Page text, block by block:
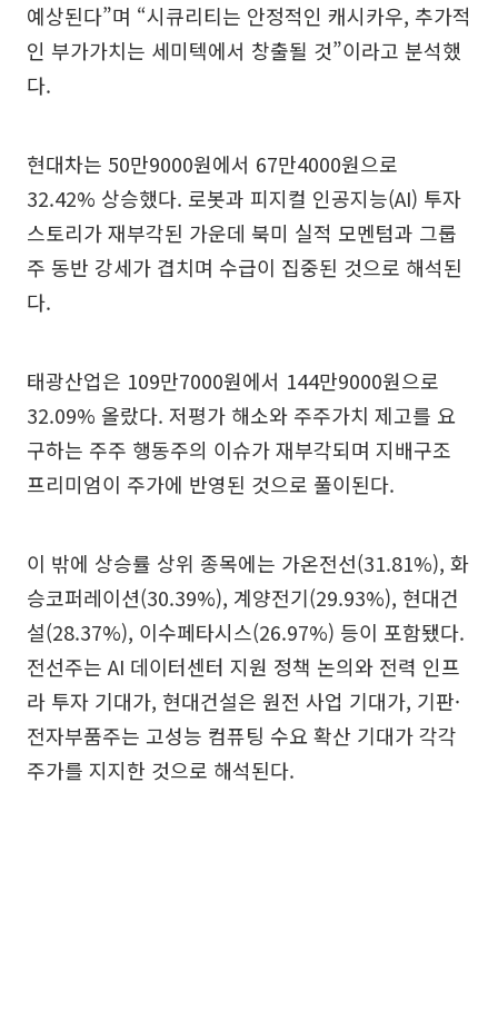
예상된다”며 “시큐리티는 안정적인 캐시카우, 추가적
인 부가가치는 세미텍에서 창출될 것”이라고 분석했
다.
현대차는 50만9000원에서 67만4000원으로
32.42% 상승했다. 로봇과 피지컬 인공지능(AI) 투자
스토리가 재부각된 가운데 북미 실적 모멘텀과 그룹
주 동반 강세가 겹치며 수급이 집중된 것으로 해석된
다.
태광산업은 109만7000원에서 144만9000원으로
32.09% 올랐다. 저평가 해소와 주주가치 제고를 요
구하는 주주 행동주의 이슈가 재부각되며 지배구조
프리미엄이 주가에 반영된 것으로 풀이된다.
이 밖에 상승률 상위 종목에는 가온전선(31.81%), 화
승코퍼레이션(30.39%), 계양전기(29.93%), 현대건
설(28.37%), 이수페타시스(26.97%) 등이 포함됐다.
전선주는 AI 데이터센터 지원 정책 논의와 전력 인프
라 투자 기대가, 현대건설은 원전 사업 기대가, 기판·
전자부품주는 고성능 컴퓨팅 수요 확산 기대가 각각
주가를 지지한 것으로 해석된다.